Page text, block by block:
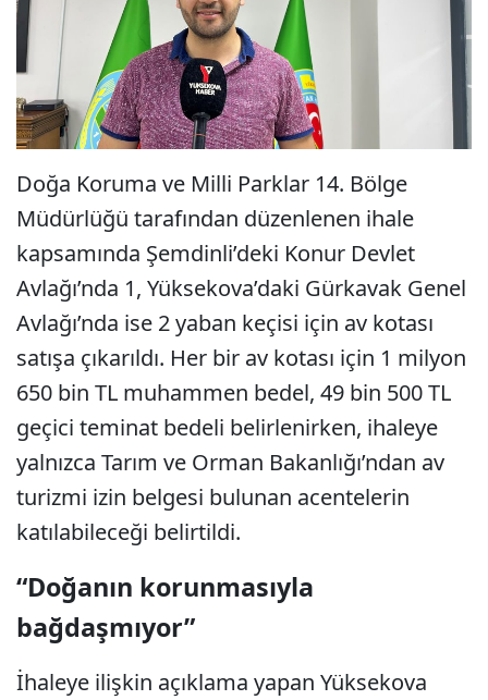
Doğa Koruma ve Milli Parklar 14. Bölge
Müdürlüğü tarafından düzenlenen ihale
kapsamında Şemdinli’deki Konur Devlet
Avlağı’nda 1, Yüksekova’daki Gürkavak Genel
Avlağı’nda ise 2 yaban keçisi için av kotası
satışa çıkarıldı. Her bir av kotası için 1 milyon
650 bin TL muhammen bedel, 49 bin 500 TL
geçici teminat bedeli belirlenirken, ihaleye
yalnızca Tarım ve Orman Bakanlığı’ndan av
turizmi izin belgesi bulunan acentelerin
katılabileceği belirtildi.
“Doğanın korunmasıyla
bağdaşmıyor”
İhaleye ilişkin açıklama yapan Yüksekova